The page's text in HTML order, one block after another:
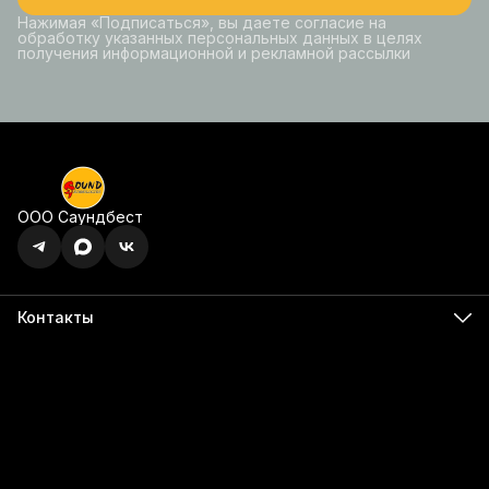
Нажимая «Подписаться», вы даете согласие на
обработку указанных персональных данных в целях
получения информационной и рекламной рассылки
ООО Саундбест
Контакты